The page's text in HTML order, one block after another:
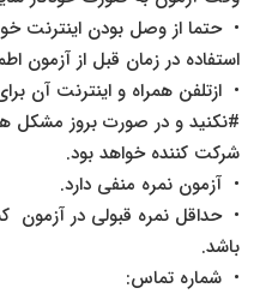
• حتما از وصل بودن اینترنت
استفاده در زمان قبل از آزمون
• ازتلفن همراه و اینترنت آن
#نکنید و در صورت بروز مشکل
شرکت کننده خواهد بود.
• آزمون نمره منفی دارد.
باشد.
• شماره تماس: